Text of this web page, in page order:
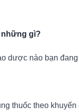
những gì?
dược nào bạn
thuốc theo khuyến